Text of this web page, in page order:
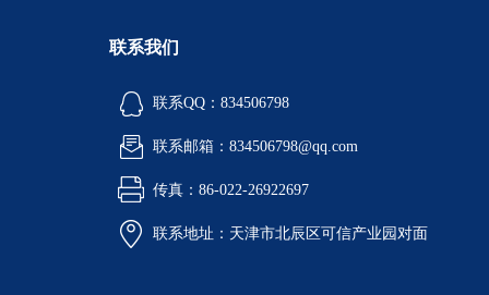
联系我们
联系QQ：834506798
联系邮箱：834506798@qq.com
传真：86-022-26922697
联系地址：天津市北辰区可信产业园对面